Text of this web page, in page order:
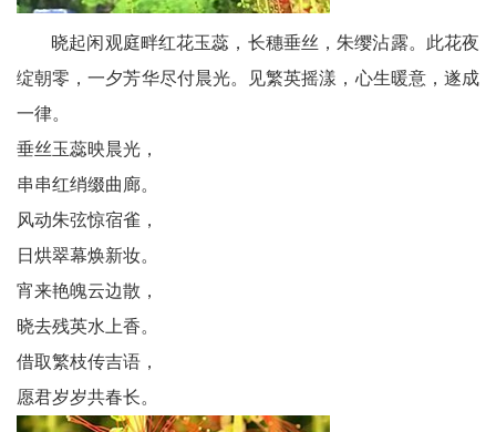
晓起闲观庭畔红花玉蕊，长穗垂丝，朱缨沾露。此花夜
绽朝零，一夕芳华尽付晨光。见繁英摇漾，心生暖意，遂成
一律。
垂丝玉蕊映晨光，
串串红绡缀曲廊。
风动朱弦惊宿雀，
日烘翠幕焕新妆。
宵来艳魄云边散，
晓去残英水上香。
借取繁枝传吉语，
愿君岁岁共春长。